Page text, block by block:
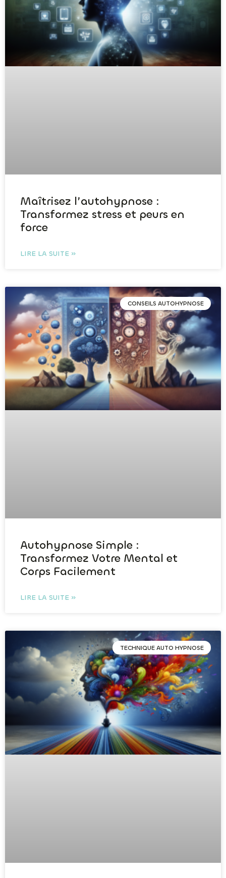
Maîtrisez l’autohypnose :
Transformez stress et peurs en
force
LIRE LA SUITE »
CONSEILS AUTOHYPNOSE
Autohypnose Simple :
Transformez Votre Mental et
Corps Facilement
LIRE LA SUITE »
TECHNIQUE AUTO HYPNOSE